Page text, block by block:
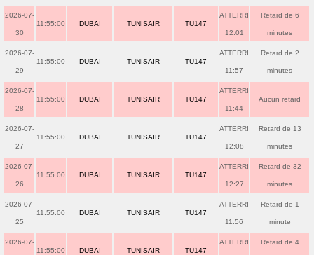
2026-07-
30
11:55:00 DUBAI TUNISAIR TU147
ATTERRI
12:01
Retard de 6
minutes
2026-07-
29
11:55:00 DUBAI TUNISAIR TU147
ATTERRI
11:57
Retard de 2
minutes
2026-07-
28
11:55:00 DUBAI TUNISAIR TU147
ATTERRI
11:44
Aucun retard
2026-07-
27
11:55:00 DUBAI TUNISAIR TU147
ATTERRI
12:08
Retard de 13
minutes
2026-07-
26
11:55:00 DUBAI TUNISAIR TU147
ATTERRI
12:27
Retard de 32
minutes
2026-07-
25
11:55:00 DUBAI TUNISAIR TU147
ATTERRI
11:56
Retard de 1
minute
2026-07-
11:55:00 DUBAI TUNISAIR TU147
ATTERRI Retard de 4